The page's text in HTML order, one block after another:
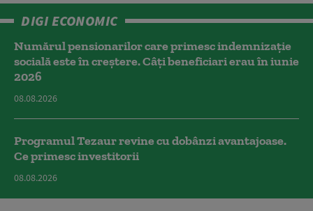
DIGI ECONOMIC
Numărul pensionarilor care primesc indemnizaţie
socială este în creștere. Câți beneficiari erau în iunie
2026
08.08.2026
Programul Tezaur revine cu dobânzi avantajoase.
Ce primesc investitorii
08.08.2026